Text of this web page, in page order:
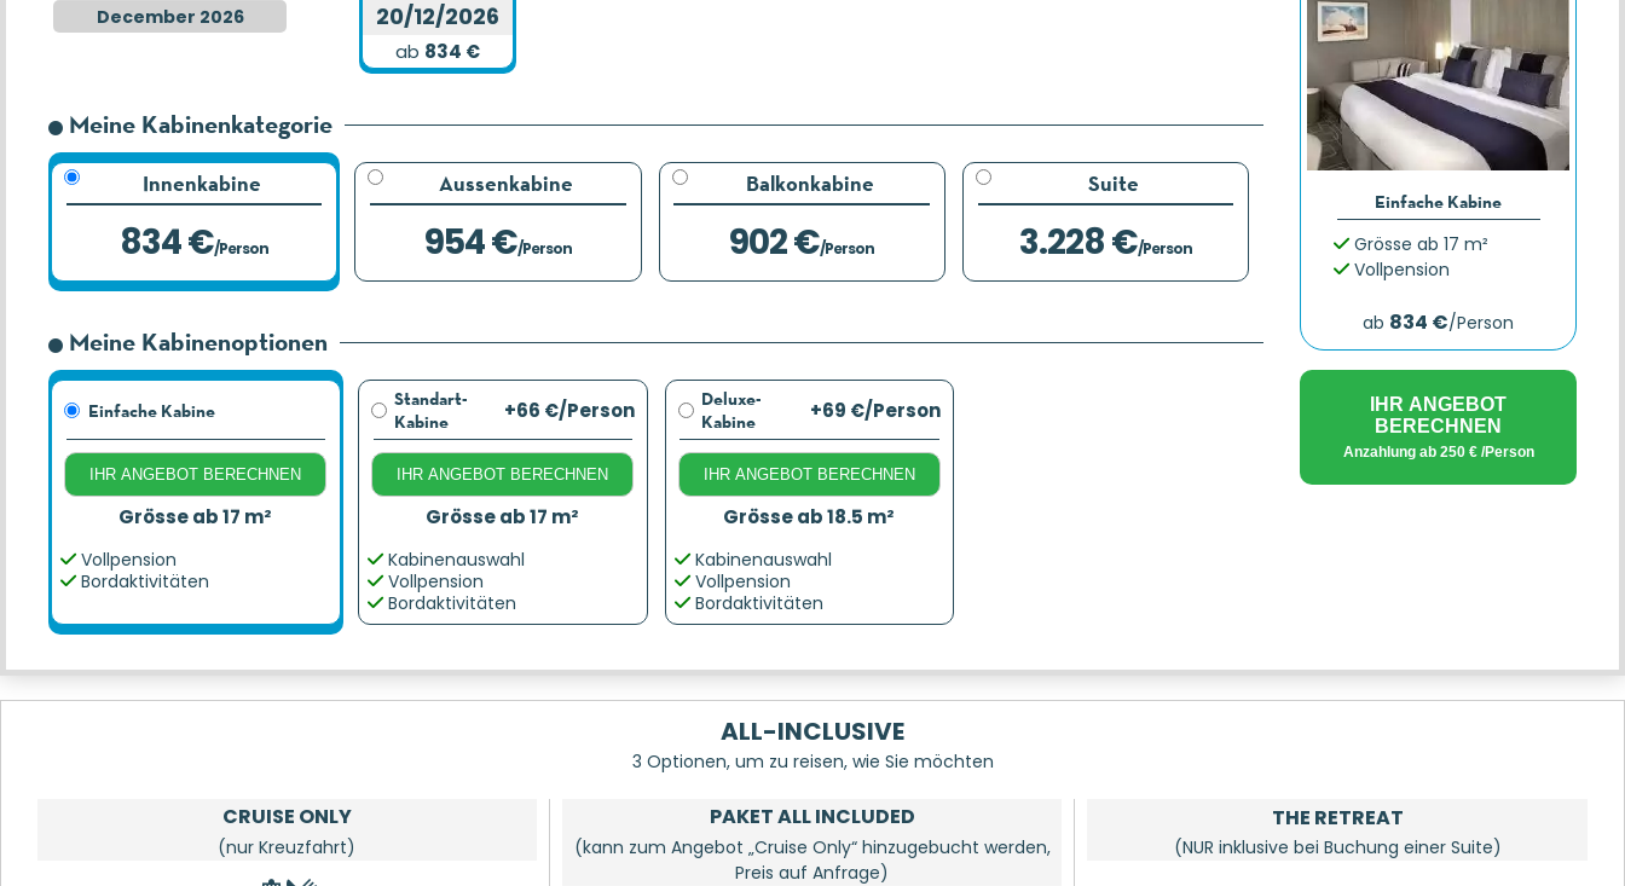
December 2026 20/12/2026
ab 834 €
Meine Kabinenkategorie
Innenkabine
834 €/Person
Aussenkabine
954 €/Person
Balkonkabine
902 €/Person
Suite
3.228 €/Person
Meine Kabinenoptionen
Einfache Kabine
IHR ANGEBOT BERECHNEN
Grösse ab 17 m²
Vollpension
Bordaktivitäten
Standart-
Kabine
+66 €/Person
IHR ANGEBOT BERECHNEN
Grösse ab 17 m²
Kabinenauswahl
Vollpension
Bordaktivitäten
Deluxe-
Kabine
+69 €/Person
IHR ANGEBOT BERECHNEN
Grösse ab 18.5 m²
Kabinenauswahl
Vollpension
Bordaktivitäten
Einfache Kabine
Grösse ab 17 m²
Vollpension
ab 834 €/Person
IHR ANGEBOT
BERECHNEN
Anzahlung ab 250 €/Person
ALL-INCLUSIVE
3 Optionen, um zu reisen, wie Sie möchten
CRUISE ONLY
(nur Kreuzfahrt)
PAKET ALL INCLUDED
(kann zum Angebot „Cruise Only“ hinzugebucht werden,
Preis auf Anfrage)
THE RETREAT
(NUR inklusive bei Buchung einer Suite)